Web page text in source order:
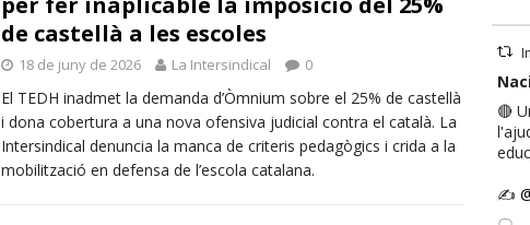
de castellà a les escoles
18 de juny de 2026 La Intersindical 0
El TEDH inadmet la demanda d’Òmnium sobre el 25% de castellà
i dona cobertura a una nova ofensiva judicial contra el català. La
Intersindical denuncia la manca de criteris pedagògics i crida a la
mobilització en defensa de l’escola catalana.
r
🔴
✍️